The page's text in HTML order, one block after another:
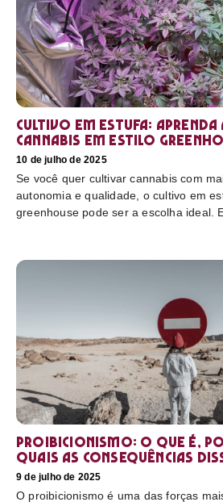
Cultivo em estufa:
cannabis em estilo
10 de julho de 2025
Se você quer cultivar cannabis com
autonomia e qualidade, o cultivo em
greenhouse pode ser a escolha ideal.
Proibicionismo: o que é,
quais as consequências
9 de julho de 2025
O proibicionismo é uma das forças